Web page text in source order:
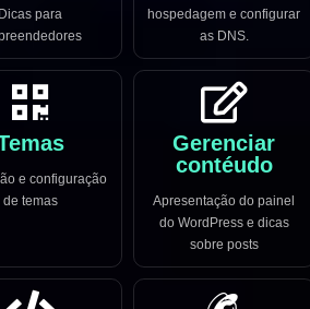
Dicas para
hospedagem e configurar
as DNS.
e configuração
de temas
Gerenciar
contéudo
Apresentação do painel
do WordPress e dicas
sobre posts